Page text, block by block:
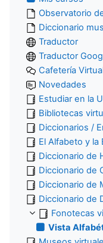
Observatorio
Diccionario
Traductor
Traductor
Cafetería
Novedades
Estudiar en la
Bibliotecas
Diccionarios /
El Alfabeto y la
Diccionario de
Diccionario de
Diccionario de
Diccionario de
Fonotecas
Vista